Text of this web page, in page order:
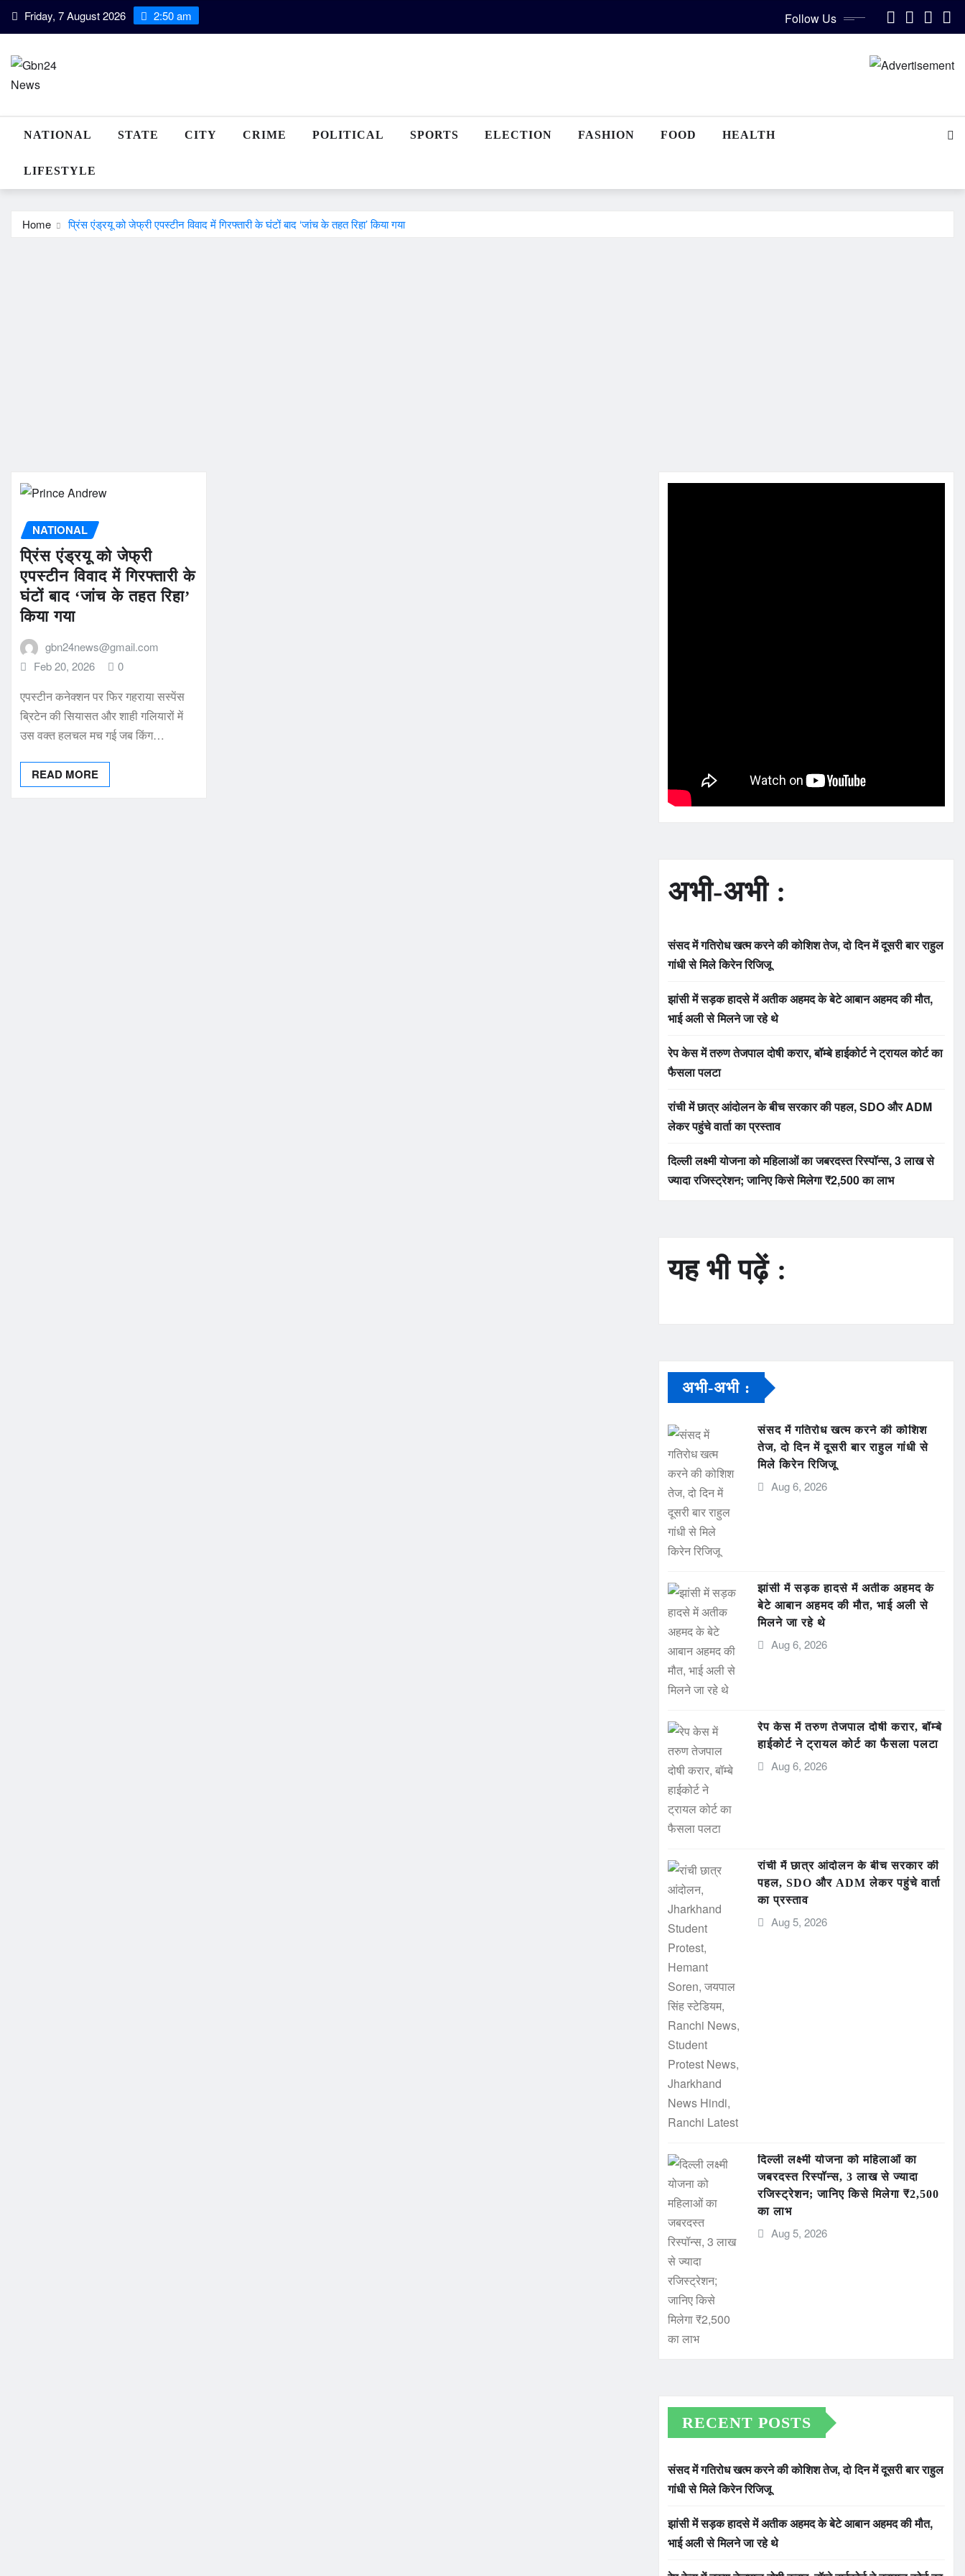
Skip Friday, 7 August 2026 2:50 am Follow Us
NATIONAL STATE CITY CRIME POLITICAL SPORTS ELECTION FASHION FOOD HEALTH
LIFESTYLE
Home प्रिंस एंड्रयू को जेफ्री एपस्टीन विवाद में गिरफ्तारी के घंटों बाद ‘जांच के तहत रिहा’ किया गया
NATIONAL
प्रिंस एंड्रयू को जेफ्री
एपस्टीन विवाद में गिरफ्तारी के
घंटों बाद ‘जांच के तहत रिहा’
किया गया
gbn24news@gmail.com
Feb 20, 2026
0
एपस्टीन कनेक्शन पर फिर गहराया सस्पेंस
ब्रिटेन की सियासत और शाही गलियारों में
उस वक्त हलचल मच गई जब किंग…
READ MORE
अभी-अभी :
संसद में गतिरोध खत्म करने की कोशिश तेज, दो दिन में दूसरी बार राहुल
गांधी से मिले किरेन रिजिजू
झांसी में सड़क हादसे में अतीक अहमद के बेटे आबान अहमद की मौत,
भाई अली से मिलने जा रहे थे
रेप केस में तरुण तेजपाल दोषी करार, बॉम्बे हाईकोर्ट ने ट्रायल कोर्ट का
फैसला पलटा
रांची में छात्र आंदोलन के बीच सरकार की पहल, SDO और ADM
लेकर पहुंचे वार्ता का प्रस्ताव
दिल्ली लक्ष्मी योजना को महिलाओं का जबरदस्त रिस्पॉन्स, 3 लाख से
ज्यादा रजिस्ट्रेशन; जानिए किसे मिलेगा ₹2,500 का लाभ
यह भी पढ़ें :
अभी-अभी :
संसद में गतिरोध खत्म करने की कोशिश
तेज, दो दिन में दूसरी बार राहुल गांधी से
मिले किरेन रिजिजू
Aug 6, 2026
झांसी में सड़क हादसे में अतीक अहमद के
बेटे आबान अहमद की मौत, भाई अली से
मिलने जा रहे थे
Aug 6, 2026
रेप केस में तरुण तेजपाल दोषी करार, बॉम्बे
हाईकोर्ट ने ट्रायल कोर्ट का फैसला पलटा
Aug 6, 2026
रांची में छात्र आंदोलन के बीच सरकार की
पहल, SDO और ADM लेकर पहुंचे वार्ता
का प्रस्ताव
Aug 5, 2026
दिल्ली लक्ष्मी योजना को महिलाओं का
जबरदस्त रिस्पॉन्स, 3 लाख से ज्यादा
रजिस्ट्रेशन; जानिए किसे मिलेगा ₹2,500
का लाभ
Aug 5, 2026
RECENT POSTS
संसद में गतिरोध खत्म करने की कोशिश तेज, दो दिन में दूसरी बार राहुल
गांधी से मिले किरेन रिजिजू
झांसी में सड़क हादसे में अतीक अहमद के बेटे आबान अहमद की मौत,
भाई अली से मिलने जा रहे थे